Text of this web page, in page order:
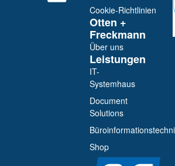
Otten +
Freckmann
Über uns
Leistungen
IT-
Systemhaus
Document
Solutions
Shop
Cookie-Richtlinien